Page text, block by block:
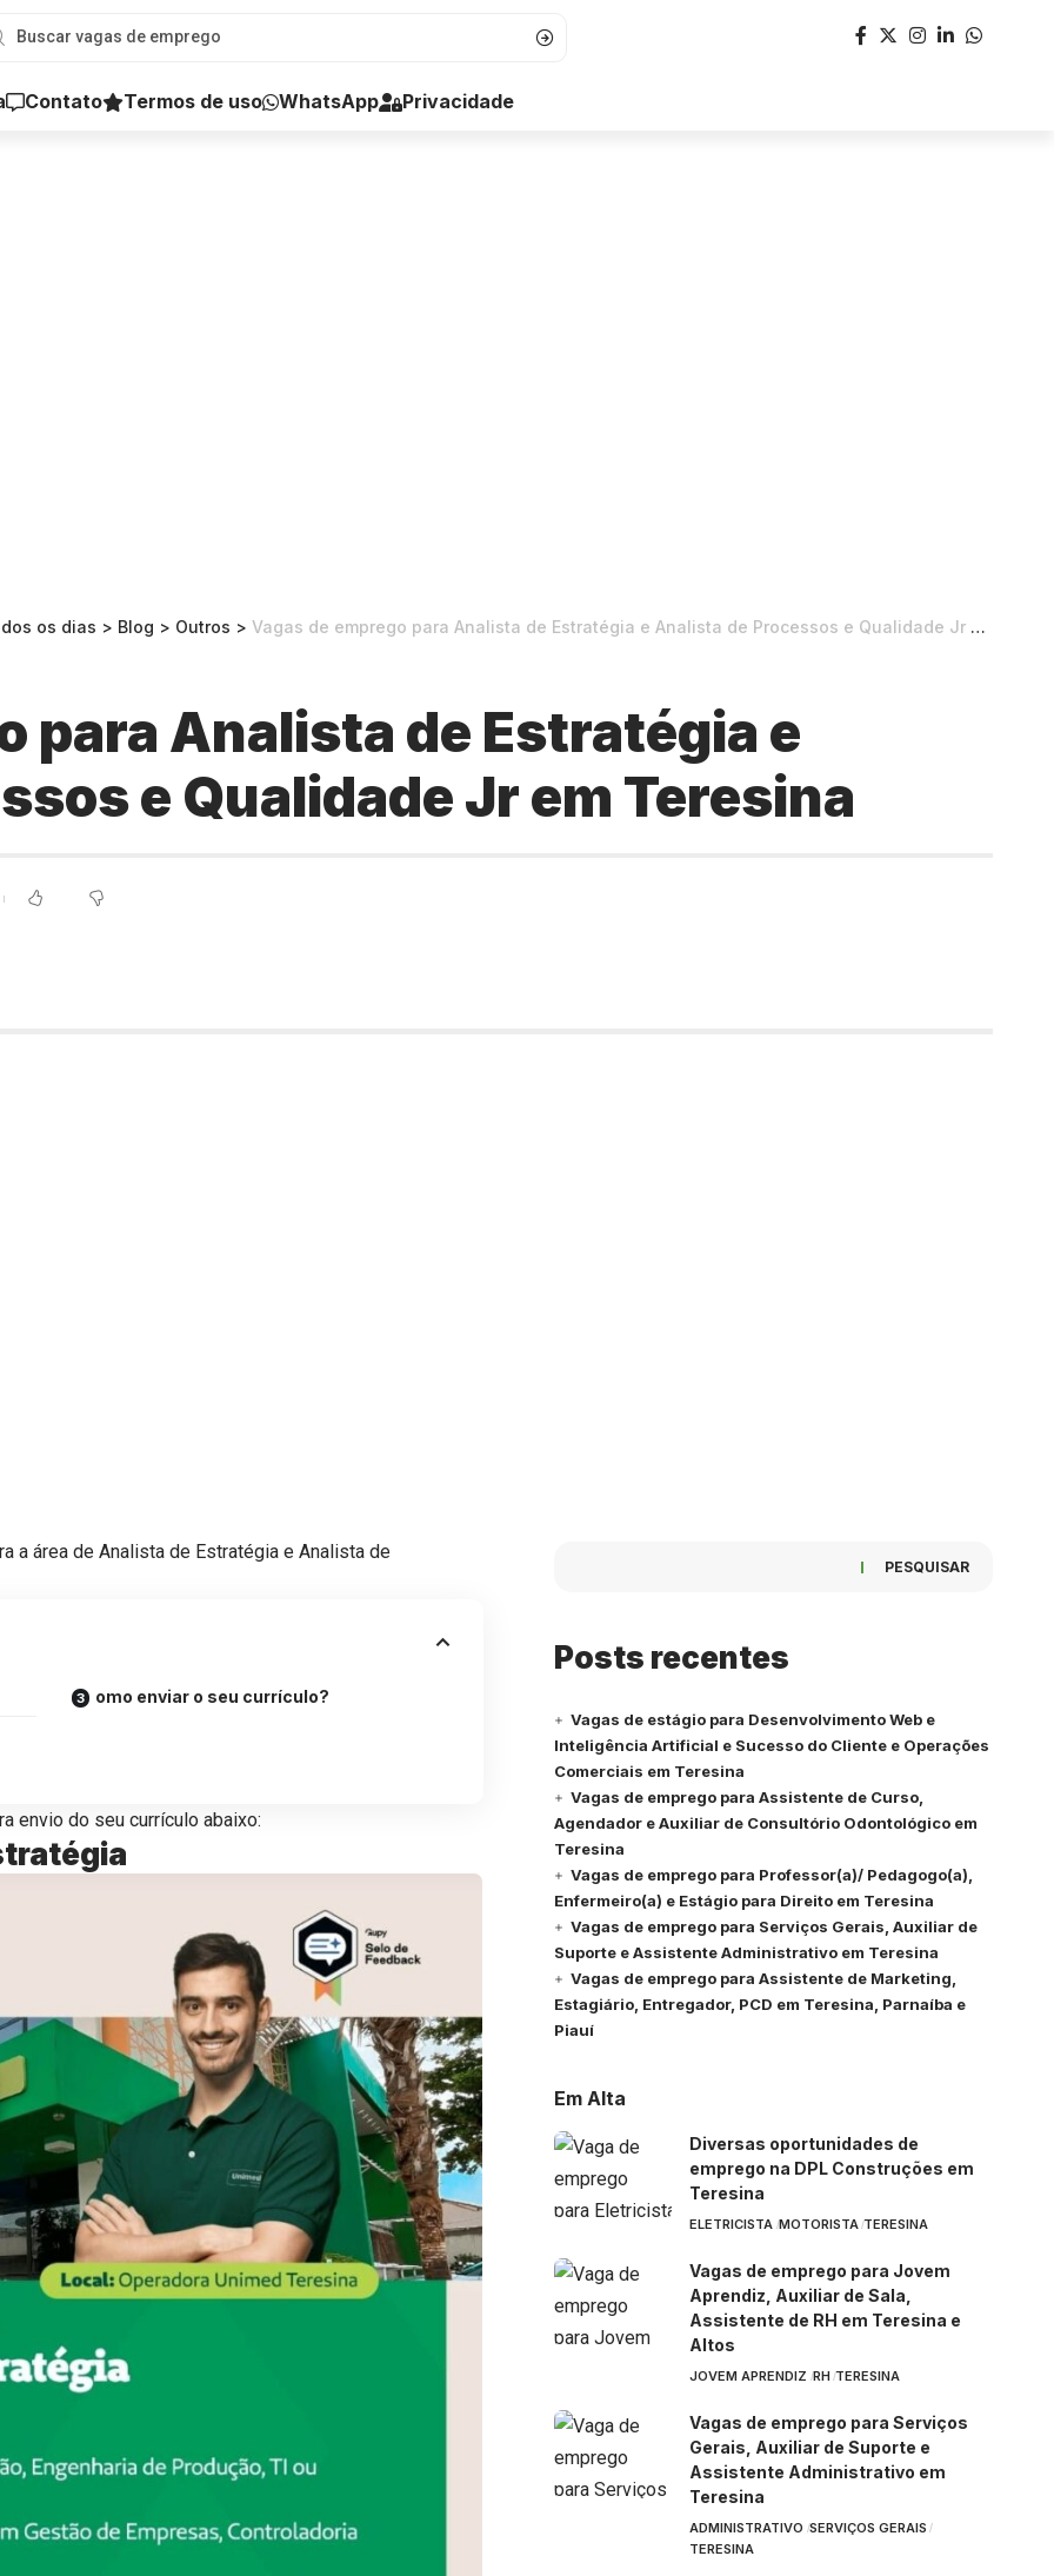
Contato Termos de uso WhatsApp Privacidade
os dias > Blog > Outros > Vagas de emprego para Analista de Estratégia e Analista de Processos e Qualidade Jr em Teresina
para Analista de Estratégia e
e Qualidade Jr em Teresina
a área de Analista de Estratégia e Analista de
omo enviar o seu currículo?
envio do seu currículo abaixo:
PESQUISAR
Posts recentes
Vagas de estágio para Desenvolvimento Web e
Inteligência Artificial e Sucesso do Cliente e Operações
Comerciais em Teresina
Vagas de emprego para Assistente de Curso,
Agendador e Auxiliar de Consultório Odontológico em
Teresina
Vagas de emprego para Professor(a)/ Pedagogo(a),
Enfermeiro(a) e Estágio para Direito em Teresina
Vagas de emprego para Serviços Gerais, Auxiliar de
Suporte e Assistente Administrativo em Teresina
Vagas de emprego para Assistente de Marketing,
Estagiário, Entregador, PCD em Teresina, Parnaíba e
Piauí
Em Alta
Diversas oportunidades de
emprego na DPL Construções em
Teresina
ELETRICISTA MOTORISTA TERESINA
Vagas de emprego para Jovem
Aprendiz, Auxiliar de Sala,
Assistente de RH em Teresina e
Altos
JOVEM APRENDIZ RH TERESINA
Vagas de emprego para Serviços
Gerais, Auxiliar de Suporte e
Assistente Administrativo em
Teresina
ADMINISTRATIVO SERVIÇOS GERAIS
TERESINA